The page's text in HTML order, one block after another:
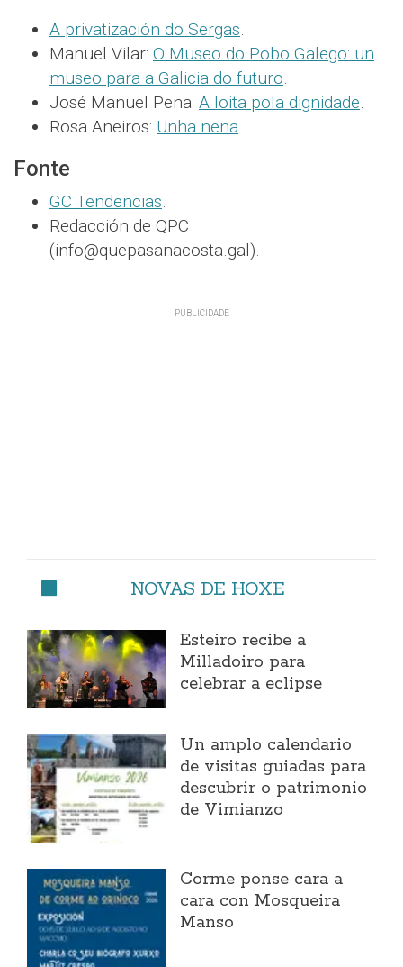
A privatización do Sergas.
Manuel Vilar: O Museo do Pobo Galego: un
museo para a Galicia do futuro.
José Manuel Pena: A loita pola dignidade.
Rosa Aneiros: Unha nena.
Fonte
GC Tendencias.
Redacción de QPC
(info@quepasanacosta.gal).
NOVAS DE HOXE
Esteiro recibe a
Milladoiro para
celebrar a eclipse
Un amplo calendario
de visitas guiadas para
descubrir o patrimonio
de Vimianzo
Corme ponse cara a
cara con Mosqueira
Manso